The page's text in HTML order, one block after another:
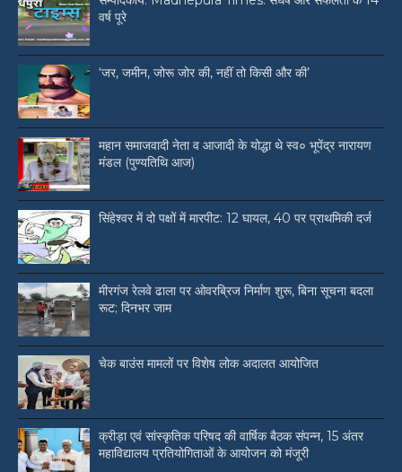
वर्ष पूरे
‘जर, जमीन, जोरू जोर की, नहीं तो किसी और की’
महान समाजवादी नेता व आजादी के योद्धा थे स्व० भूपेंद्र नारायण
मंडल (पुण्यतिथि आज)
सिंहेश्वर में दो पक्षों में मारपीट: 12 घायल, 40 पर प्राथमिकी दर्ज
मीरगंज रेलवे ढाला पर ओवरब्रिज निर्माण शुरू, बिना सूचना बदला
रूट; दिनभर जाम
चेक बाउंस मामलों पर विशेष लोक अदालत आयोजित
क्रीड़ा एवं सांस्कृतिक परिषद की वार्षिक बैठक संपन्न, 15 अंतर
महाविद्यालय प्रतियोगिताओं के आयोजन को मंजूरी